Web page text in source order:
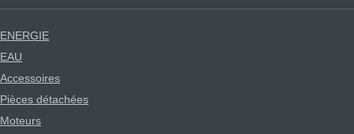
ENERGIE
EAU
Accessoires
Pièces détachées
Moteurs